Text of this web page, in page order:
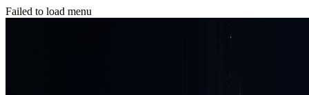
Failed to load menu